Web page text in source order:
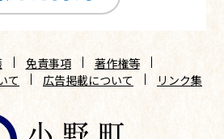
免責事項
著作権等
て
広告掲載について リンク集